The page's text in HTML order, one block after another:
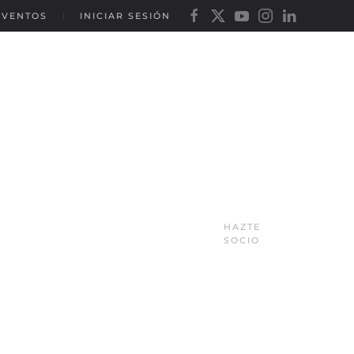
INICIAR SESIÓN
HAZTE
SOCIO